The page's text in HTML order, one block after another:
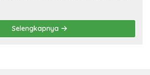
Selengkapnya